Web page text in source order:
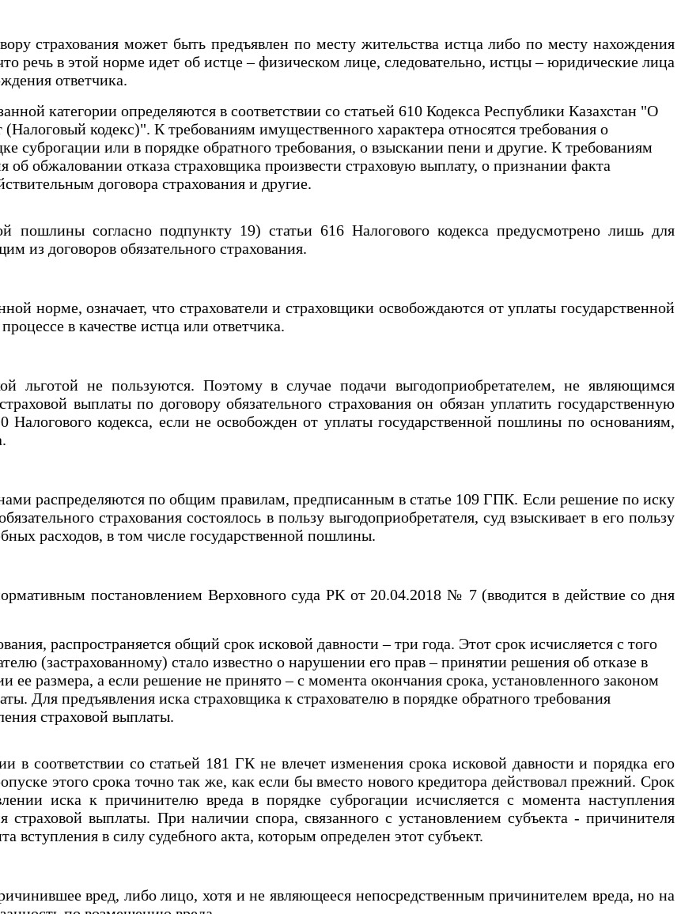
страхования может быть предъявлен по месту жительства истца либо по месту нахождения
речь в этой норме идет об истце – физическом лице, следовательно, истцы – юридические лица
ответчика.
категории определяются в соответствии со статьей 610 Кодекса Республики Казахстан "О
кодекс)". К требованиям имущественного характера относятся требования о
суброгации или в порядке обратного требования, о взыскании пени и другие. К требованиям
об обжаловании отказа страховщика произвести страховую выплату, о признании факта
договора страхования и другие.
согласно подпункту 19) статьи 616 Налогового кодекса предусмотрено лишь для
из договоров обязательного страхования.
норме, означает, что страхователи и страховщики освобождаются от уплаты государственной
в качестве истца или ответчика.
не пользуются. Поэтому в случае подачи выгодоприобретателем, не являющимся
выплаты по договору обязательного страхования он обязан уплатить государственную
Налогового кодекса, если не освобожден от уплаты государственной пошлины по основаниям,
распределяются по общим правилам, предписанным в статье 109 ГПК. Если решение по иску
страхования состоялось в пользу выгодоприобретателя, суд взыскивает в его пользу
расходов, в том числе государственной пошлины.
постановлением Верховного суда РК от 20.04.2018 № 7 (вводится в действие со дня
распространяется общий срок исковой давности – три года. Этот срок исчисляется с того
(застрахованному) стало известно о нарушении его прав – принятии решения об отказе в
размера, а если решение не принято – с момента окончания срока, установленного законом
Для предъявления иска страховщика к страхователю в порядке обратного требования
страховой выплаты.
соответствии со статьей 181 ГК не влечет изменения срока исковой давности и порядка его
этого срока точно так же, как если бы вместо нового кредитора действовал прежний. Срок
иска к причинителю вреда в порядке суброгации исчисляется с момента наступления
страховой выплаты. При наличии спора, связанного с установлением субъекта - причинителя
вступления в силу судебного акта, которым определен этот субъект.
вред, либо лицо, хотя и не являющееся непосредственным причинителем вреда, но на